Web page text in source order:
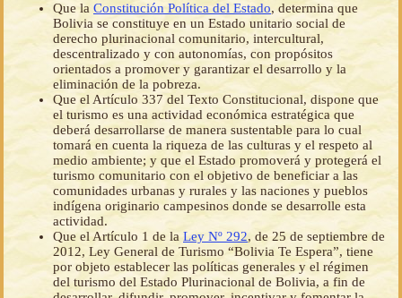
Que la Constitución Política del Estado, determina que
Bolivia se constituye en un Estado unitario social de
derecho plurinacional comunitario, intercultural,
descentralizado y con autonomías, con propósitos
orientados a promover y garantizar el desarrollo y la
eliminación de la pobreza.
Que el Artículo 337 del Texto Constitucional, dispone que
el turismo es una actividad económica estratégica que
deberá desarrollarse de manera sustentable para lo cual
tomará en cuenta la riqueza de las culturas y el respeto al
medio ambiente; y que el Estado promoverá y protegerá el
turismo comunitario con el objetivo de beneficiar a las
comunidades urbanas y rurales y las naciones y pueblos
indígena originario campesinos donde se desarrolle esta
actividad.
Que el Artículo 1 de la Ley Nº 292, de 25 de septiembre de
2012, Ley General de Turismo “Bolivia Te Espera”, tiene
por objeto establecer las políticas generales y el régimen
del turismo del Estado Plurinacional de Bolivia, a fin de